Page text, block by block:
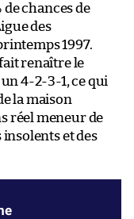
de chances de
des
1997.
renaître le
4-2-3-1, ce qui
la maison
réel meneur de
insolents et des